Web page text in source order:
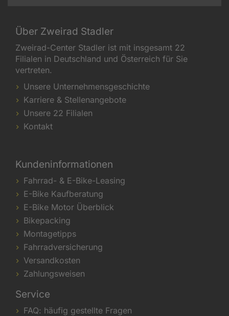
Über Zweirad Stadler
Zweirad-Center Stadler ist mit insgesamt 22
Filialen in Deutschland und Österreich für Sie
vertreten.
Unsere Unternehmensgeschichte
Karriere & Stellenangebote
Unsere 22 Filialen
Kontakt
Kundeninformationen
Fahrrad- & E-Bike-Leasing
E-Bike Kaufberatung
E-Bike Motor Überblick
Bikepacking
Montagetipps
Fahrradversicherung
Versandkosten
Zahlungsweisen
Service
FAQ: häufig gestellte Fragen